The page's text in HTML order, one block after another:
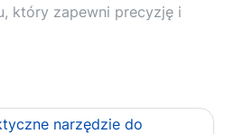
który zapewni precyzję i
narzędzie do